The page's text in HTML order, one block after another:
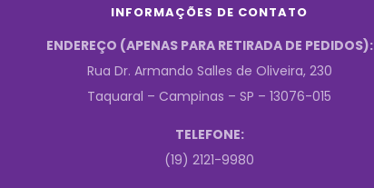
INFORMAÇÕES DE CONTATO
ENDEREÇO (APENAS PARA RETIRADA DE PEDIDOS):
Rua Dr. Armando Salles de Oliveira, 230
Taquaral – Campinas – SP – 13076-015
TELEFONE:
(19) 2121-9980